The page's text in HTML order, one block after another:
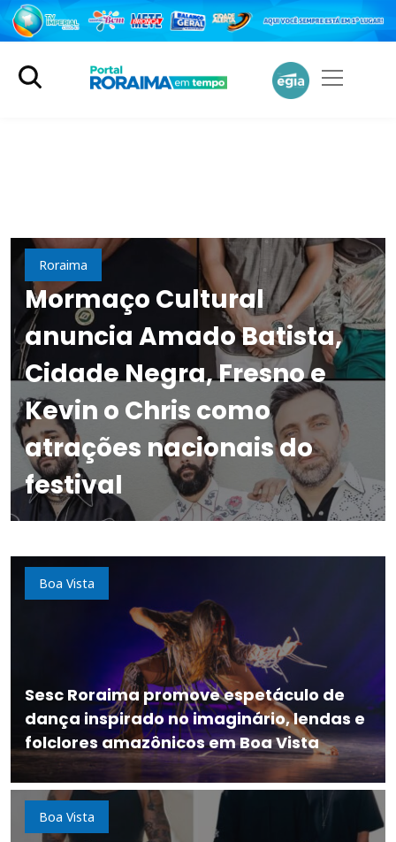
Roraima
Mormaço Cultural
anuncia Amado Batista,
Cidade Negra, Fresno e
Kevin o Chris como
atrações nacionais do
festival
Boa Vista
Sesc Roraima promove espetáculo de
dança inspirado no imaginário, lendas e
folclores amazônicos em Boa Vista
Boa Vista